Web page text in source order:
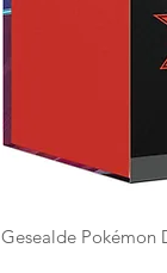
Gesealde Pokémon